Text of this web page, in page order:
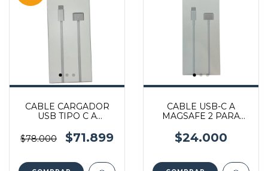
CABLE CARGADOR
USB TIPO C A
MACBOOK
$78.000 $71.899
CABLE USB-C A
MAGSAFE 2 PARA
MACBOOK
$24.000